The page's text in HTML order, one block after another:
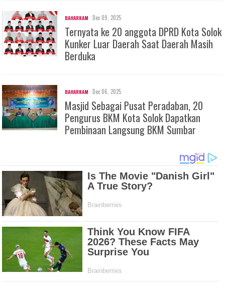
BAHARKAM Dec 09, 2025
Ternyata ke 20 anggota DPRD Kota Solok
Kunker Luar Daerah Saat Daerah Masih
Berduka
BAHARKAM Dec 06, 2025
Masjid Sebagai Pusat Peradaban, 20
Pengurus BKM Kota Solok Dapatkan
Pembinaan Langsung BKM Sumbar